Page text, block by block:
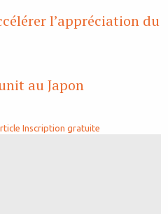
l’appréciation du
au Japon
Inscription gratuite